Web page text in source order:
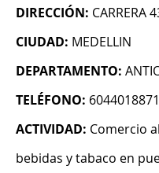
DIRECCIÓN: CARRERA
CIUDAD: MEDELLIN
DEPARTAMENTO:
TELÉFONO: 6044018871
ACTIVIDAD: Comercio
bebidas y tabaco en